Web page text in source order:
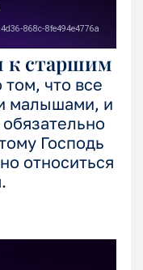
к старшим
что все
малышами, и
Господь
относиться